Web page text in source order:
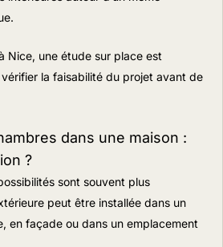
Nice, une étude sur place est
la faisabilité du projet avant de
dans une maison :
?
sont souvent plus
peut être installée dans un
en façade ou dans un emplacement